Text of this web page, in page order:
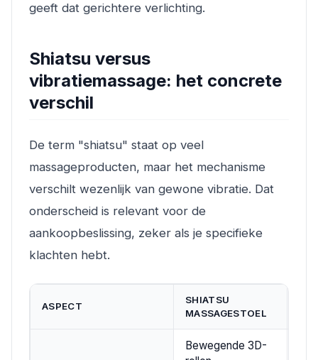
geeft dat gerichtere verlichting.
Shiatsu versus
vibratiemassage: het concrete
verschil
De term "shiatsu" staat op veel
massageproducten, maar het mechanisme
verschilt wezenlijk van gewone vibratie. Dat
onderscheid is relevant voor de
aankoopbeslissing, zeker als je specifieke
klachten hebt.
ASPECT
SHIATSU
MASSAGESTOEL
Bewegende 3D-